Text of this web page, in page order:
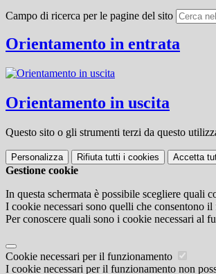
Campo di ricerca per le pagine del sito
Orientamento in entrata
Orientamento in uscita
Questo sito o gli strumenti terzi da questo
Personalizza Rifiuta tutti i cookies Accetta
Gestione cookie
In questa schermata è possibile scegliere quali
I cookie necessari sono quelli che consentono
Per conoscere quali sono i cookie necessari al
Cookie necessari per il funzionamento
I cookie necessari per il funzionamento non